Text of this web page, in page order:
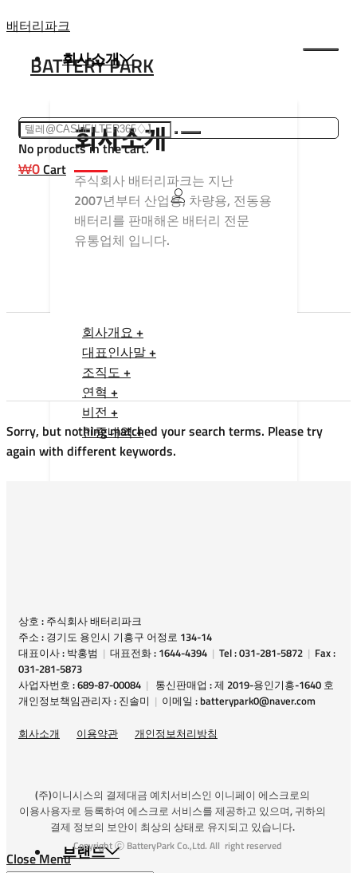
Skip
content
배터리파크
BATTERY PARK
회사소개
회사소개
주식회사 배터리파크는 지난
2007년부터 산업용, 차량용, 전동용
배터리를 판매해온 배터리 전문
유통업체 입니다.
회사개요 +
대표인사말 +
조직도 +
연혁 +
비전 +
인증내역 +
브랜드
No products in the cart.
₩0Cart
Sorry, but nothing matched your search terms. Please try
again with different keywords.
상호 : 주식회사 배터리파크
주소 : 경기도 용인시 기흥구 어정로 134-14
대표이사 : 박홍범 | 대표전화 : 1644-4394 | Tel : 031-281-5872 | Fax :
031-281-5873
사업자번호 : 689-87-00084 | 통신판매업 : 제 2019-용인기흥-1640 호
개인정보책임관리자 : 진솔미 | 이메일 : batterypark0@naver.com
회사소개 이용약관 개인정보처리방침
(주)이니시스의 결제대금 예치서비스인 이니페이 에스크로의
이용사용자로 등록하여 에스크로 서비스를 제공하고 있으며, 귀하의
결제 정보의 보안이 최상의 상태로 유지되고 있습니다.
Copyright ⓒ BatteryPark Co.,Ltd. All right reserved
Close Menu